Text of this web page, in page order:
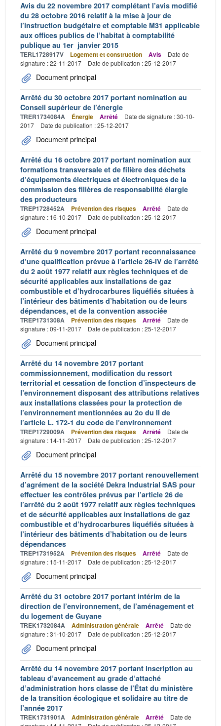
Avis du 22 novembre 2017 complétant l’avis modifié
du 28 octobre 2016 relatif à la mise à jour de
l’instruction budgétaire et comptable M31 applicable
aux offices publics de l’habitat à comptabilité
publique au 1er janvier 2015
TERL1728917V Logement et construction Avis
Date de
signature : 22-11-2017
Date de publication : 25-12-2017
Document principal
Arrêté du 30 octobre 2017 portant nomination au
Conseil supérieur de l’énergie
TRER1734084A Énergie Arrêté
Date de signature : 30-10-
2017
Date de publication : 25-12-2017
Document principal
Arrêté du 16 octobre 2017 portant nomination aux
formations transversale et de filière des déchets
d’équipements électriques et électroniques de la
commission des filières de responsabilité élargie
des producteurs
TREP1728452A Prévention des risques Arrêté
Date de
signature : 16-10-2017
Date de publication : 25-12-2017
Document principal
Arrêté du 9 novembre 2017 portant reconnaissance
d’une qualification prévue à l’article 26-IV de l’arrêté
du 2 août 1977 relatif aux règles techniques et de
sécurité applicables aux installations de gaz
combustible et d’hydrocarbures liquéfiés situées à
l’intérieur des bâtiments d’habitation ou de leurs
dépendances, et de la convention associée
TREP1731308A Prévention des risques Arrêté
Date de
signature : 09-11-2017
Date de publication : 25-12-2017
Document principal
Arrêté du 14 novembre 2017 portant
commissionnement, modification du ressort
territorial et cessation de fonction d’inspecteurs de
l’environnement disposant des attributions relatives
aux installations classées pour la protection de
l’environnement mentionnées au 2o du II de
l’article L. 172-1 du code de l’environnement
TREP1729009A Prévention des risques Arrêté
Date de
signature : 14-11-2017
Date de publication : 25-12-2017
Document principal
Arrêté du 15 novembre 2017 portant renouvellement
d’agrément de la société Dekra Industrial SAS pour
effectuer les contrôles prévus par l’article 26 de
l’arrêté du 2 août 1977 relatif aux règles techniques
et de sécurité applicables aux installations de gaz
combustible et d’hydrocarbures liquéfiés situées à
l’intérieur des bâtiments d’habitation ou de leurs
dépendances
TREP1731952A Prévention des risques Arrêté
Date de
signature : 15-11-2017
Date de publication : 25-12-2017
Document principal
Arrêté du 31 octobre 2017 portant intérim de la
direction de l’environnement, de l’aménagement et
du logement de Guyane
TREK1732084A Administration générale Arrêté
Date de
signature : 31-10-2017
Date de publication : 25-12-2017
Document principal
Arrêté du 14 novembre 2017 portant inscription au
tableau d’avancement au grade d’attaché
d’administration hors classe de l’État du ministère
de la transition écologique et solidaire au titre de
l’année 2017
TREK1731901A Administration générale Arrêté
Date de